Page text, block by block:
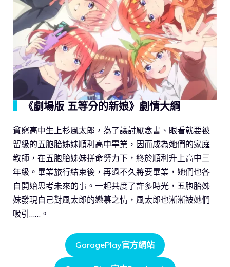
《劇場版 五等分的新娘》劇情大綱
貧窮高中生上杉風太郎，為了讓討厭念書、眼看就要被
留級的五胞胎姊妹順利高中畢業，因而成為她們的家庭
教師，在五胞胎姊妹拼命努力下，終於順利升上高中三
年級。畢業旅行結束後，再過不久將要畢業，她們也各
自開始思考未來的事。一起共度了許多時光，五胞胎姊
妹發現自己對風太郎的戀慕之情，風太郎也漸漸被她們
吸引……。
GaragePlay官方網站